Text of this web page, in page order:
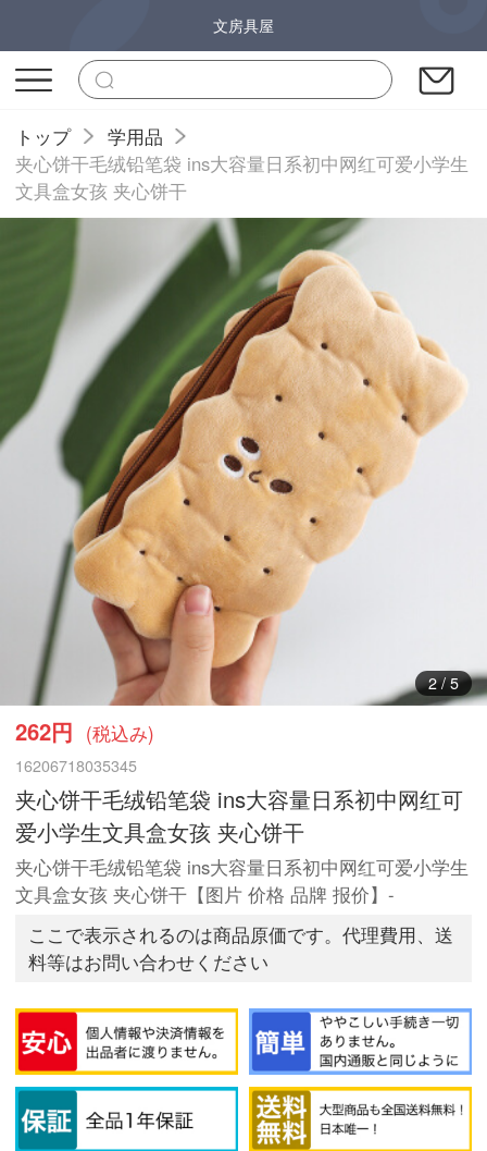
文房具屋
トップ
学用品
夹心饼干毛绒铅笔袋 ins大容量日系初中网红可爱小学生
文具盒女孩 夹心饼干
3/5
262円 (税込み)
16206718035345
夹心饼干毛绒铅笔袋 ins大容量日系初中网红可
爱小学生文具盒女孩 夹心饼干
夹心饼干毛绒铅笔袋 ins大容量日系初中网红可爱小学生
文具盒女孩 夹心饼干【图片 价格 品牌 报价】-
ここで表示されるのは商品原価です。代理費用、送
料等はお問い合わせください